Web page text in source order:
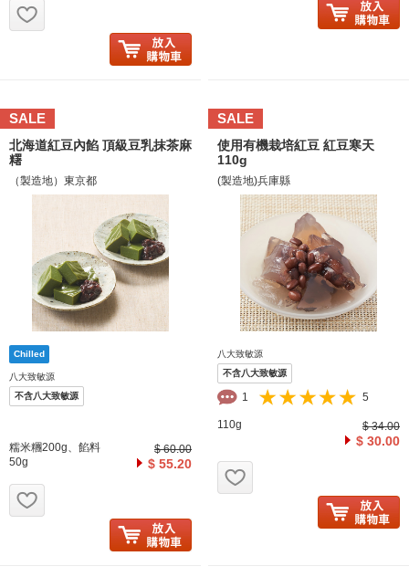
SALE
北海道紅豆內餡 頂級豆乳抹茶麻
糬
（製造地）東京都
八大致敏源
不含八大致敏源
糯米糰200g、餡料
50g
$ 60.00
$ 55.20
SALE
使用有機栽培紅豆 紅豆寒天
110g
(製造地)兵庫縣
八大致敏源
不含八大致敏源
1 5
110g $ 34.00
$ 30.00